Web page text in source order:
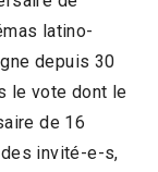
latino-
depuis 30
le vote dont le
de 16
invité-e-s,